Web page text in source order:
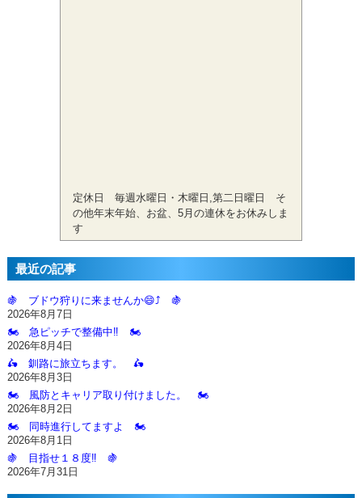
定休日 毎週水曜日・木曜日,第二日曜日 そ
の他年末年始、お盆、5月の連休をお休みしま
す
最近の記事
🍇 ブドウ狩りに来ませんか😄⤴️ 🍇
2026年8月7日
🏍️ 急ピッチで整備中‼️ 🏍️
2026年8月4日
🛵 釧路に旅立ちます。 🛵
2026年8月3日
🏍️ 風防とキャリア取り付けました。 🏍️
2026年8月2日
🏍️ 同時進行してますよ 🏍️
2026年8月1日
🍇 目指せ１８度‼️ 🍇
2026年7月31日